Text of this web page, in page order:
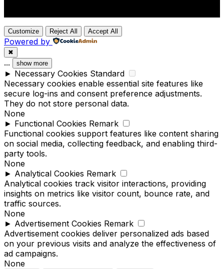
Customize Reject All Accept All
Powered by
✖
... show more
► Necessary Cookies Standard
Necessary cookies enable essential site features like
secure log-ins and consent preference adjustments.
They do not store personal data.
None
► Functional Cookies Remark
Functional cookies support features like content sharing
on social media, collecting feedback, and enabling third-
party tools.
None
► Analytical Cookies Remark
Analytical cookies track visitor interactions, providing
insights on metrics like visitor count, bounce rate, and
traffic sources.
None
► Advertisement Cookies Remark
Advertisement cookies deliver personalized ads based
on your previous visits and analyze the effectiveness of
ad campaigns.
None